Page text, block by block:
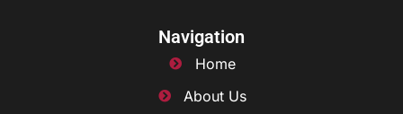
Navigation
Home
About Us